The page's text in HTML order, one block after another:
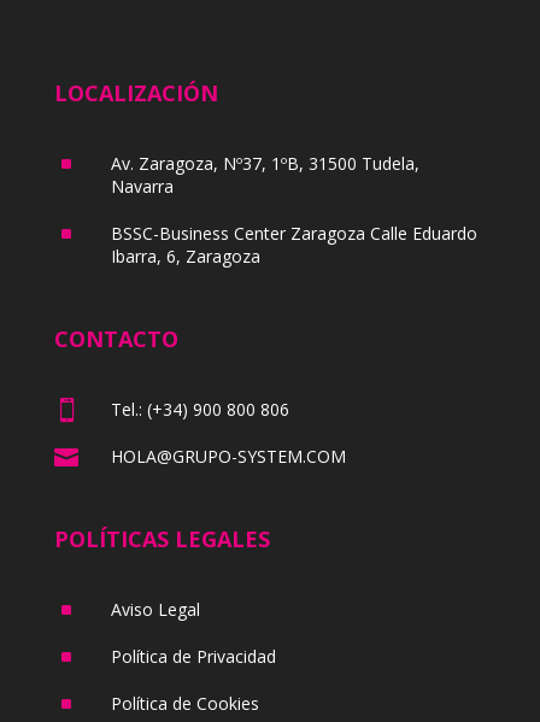
LOCALIZACIÓN
^
Av. Zaragoza, Nº37, 1ºB, 31500 Tudela,
Navarra
^
BSSC-Business Center Zaragoza Calle Eduardo
Ibarra, 6, Zaragoza
CONTACTO
 Tel.: (+34) 900 800 806
 HOLA@GRUPO-SYSTEM.COM
POLÍTICAS LEGALES
^ Aviso Legal
^ Política de Privacidad
^ Política de Cookies